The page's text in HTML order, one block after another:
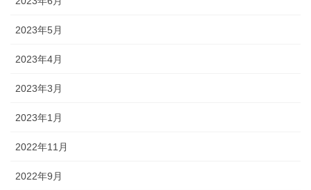
2023年5月
2023年4月
2023年3月
2023年1月
2022年11月
2022年9月